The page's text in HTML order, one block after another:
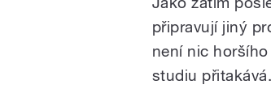
připravují jiný
není nic
studiu